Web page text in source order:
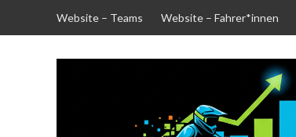
Website – Teams Website – Fahrer*innen